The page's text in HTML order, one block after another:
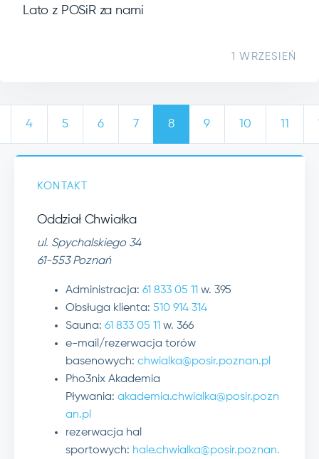
Lato z POSiR za nami
1 WRZESIEŃ
4 5 6 7 8 9 10 11
KONTAKT
Oddział Chwiałka
ul. Spychalskiego 34
61-553 Poznań
Administracja: 61 833 05 11 w. 395
Obsługa klienta: 510 914 314
Sauna: 61 833 05 11 w. 366
e-mail/rezerwacja torów
basenowych: chwialka@posir.poznan.pl
Pho3nix Akademia
Pływania: akademia.chwialka@posir.pozn
an.pl
rezerwacja hal
sportowych: hale.chwialka@posir.poznan.